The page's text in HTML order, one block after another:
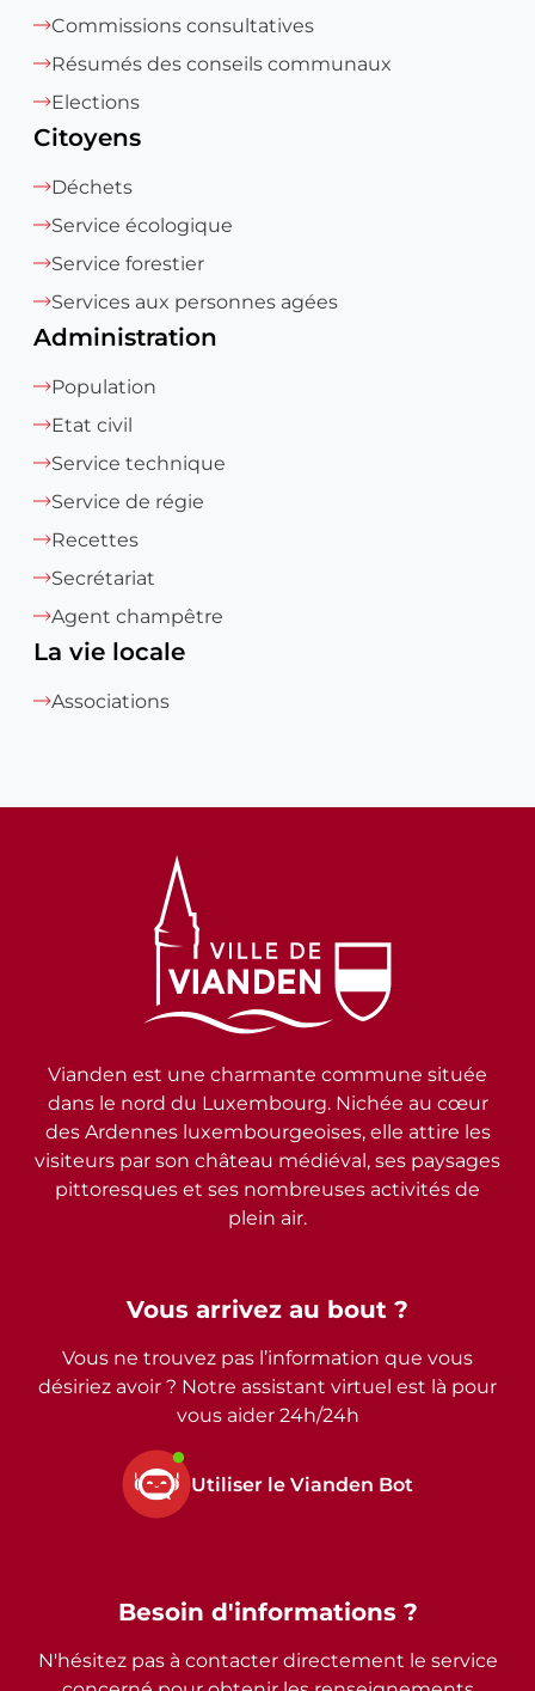
Commissions consultatives
Résumés des conseils communaux
Elections
Citoyens
Déchets
Service écologique
Service forestier
Services aux personnes agées
Administration
Population
Etat civil
Service technique
Service de régie
Recettes
Secrétariat
Agent champêtre
La vie locale
Associations
Vous arrivez au bout ?
Vous ne trouvez pas l’information que vous
désiriez avoir ? Notre assistant virtuel est là pour
vous aider 24h/24h
Utiliser le Vianden Bot
Vianden est une charmante commune située
dans le nord du Luxembourg. Nichée au cœur
des Ardennes luxembourgeoises, elle attire les
visiteurs par son château médiéval, ses paysages
pittoresques et ses nombreuses activités de
plein air.
Besoin d'informations ?
N'hésitez pas à contacter directement le service